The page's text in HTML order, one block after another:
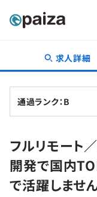
転職・キャリア
転職成功ガイド
転職エージェント
インタビュー
転職成功ガイド
新卒就活
求人検索
本選考
学習
求人詳細
通過ランク：B
フルリモー
開発で国内
で活躍しませ